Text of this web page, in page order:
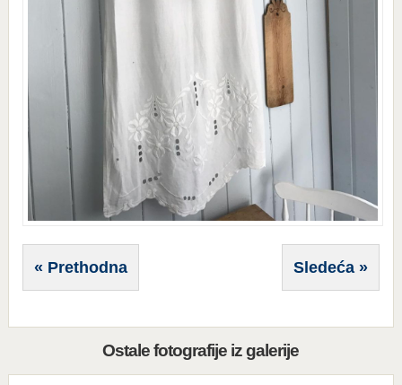
« Prethodna Sledeća »
Ostale fotografije iz galerije